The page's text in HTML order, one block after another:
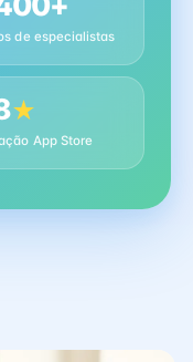
de especialistas
★
App Store